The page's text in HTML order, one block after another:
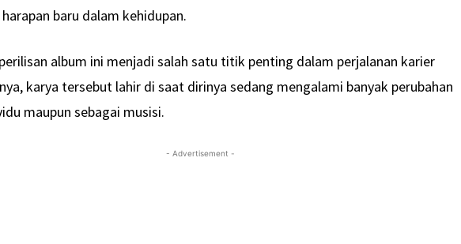
baru dalam kehidupan.
album ini menjadi salah satu titik penting dalam perjalanan karier
karya tersebut lahir di saat dirinya sedang mengalami banyak perubahan
maupun sebagai musisi.
- Advertisement -